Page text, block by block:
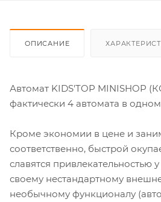
ОПИСАНИЕ
Автомат KIDS'TOP MINISHOP
фактически 4 автомата в
Кроме экономии в цене и
соответственно, быстрой
славятся привлекательностью
своему нестандартному
необычному функционалу